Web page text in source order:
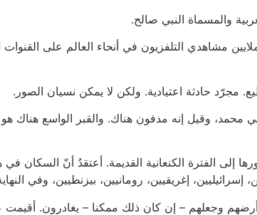
والمسماة النبي صالح.
مشاهدي التلفزيون في أنحاء العالم على القنوات
حادثة اعتيادية. ولكن لا يمكن نسيان الصور.
محمد، وقيل إنه مدفون هناك. والقبر الواسع هناك
إلى الفترة الكنعانية القديمة. أعتقدُ أنّ السكان
إغريقيين، رومانيين، بيزنطيين، وفي
أرضهم وجعلهم – إن كان ذلك ممكنا – يغادرون.